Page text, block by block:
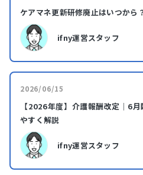
ケアマネ更新研修廃止はいつから
ifny運営スタッフ
2026/06/15
【2026年度】介護報酬改定｜6
やすく解説
ifny運営スタッフ